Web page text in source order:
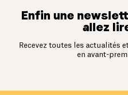
Enfin une
allez
Recevez toutes les actualités
en avant-